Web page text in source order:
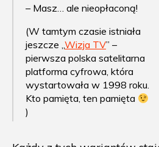
– Masz… ale nieopłaconą!
(W tamtym czasie istniała
jeszcze „Wizja TV” –
pierwsza polska satelitarna
platforma cyfrowa, która
wystartowała w 1998 roku.
Kto pamięta, ten pamięta
)